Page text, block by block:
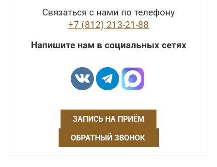
Связаться с нами по телефону
+7 (812) 213-21-88
Напишите нам в социальных сетях
ЗАПИСЬ НА ПРИЁМ
ОБРАТНЫЙ ЗВОНОК